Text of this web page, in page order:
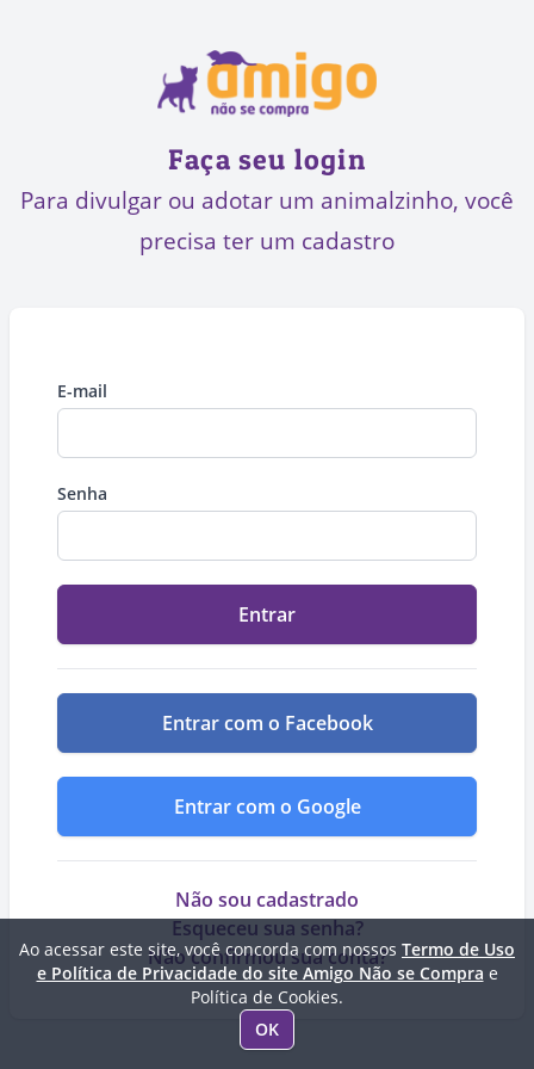
Faça seu login
Para divulgar ou adotar um animalzinho, você
precisa ter um cadastro
E-mail
Senha
Entrar
Entrar com o Facebook
Entrar com o Google
Não sou cadastrado
Esqueceu sua senha?
Não confirmou sua conta?
Ao acessar este site, você concorda com nossos Termo de Uso
e Política de Privacidade do site Amigo Não se Compra e
Política de Cookies.
OK